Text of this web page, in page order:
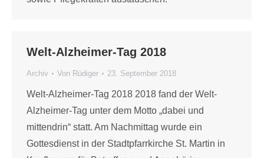
Welt-Alzheimer-Tag 2018
Archiv Von Rüdiger 23. September 2018
Welt-Alzheimer-Tag 2018 2018 fand der Welt-
Alzheimer-Tag unter dem Motto „dabei und
mittendrin“ statt. Am Nachmittag wurde ein
Gottesdienst in der Stadtpfarrkirche St. Martin in